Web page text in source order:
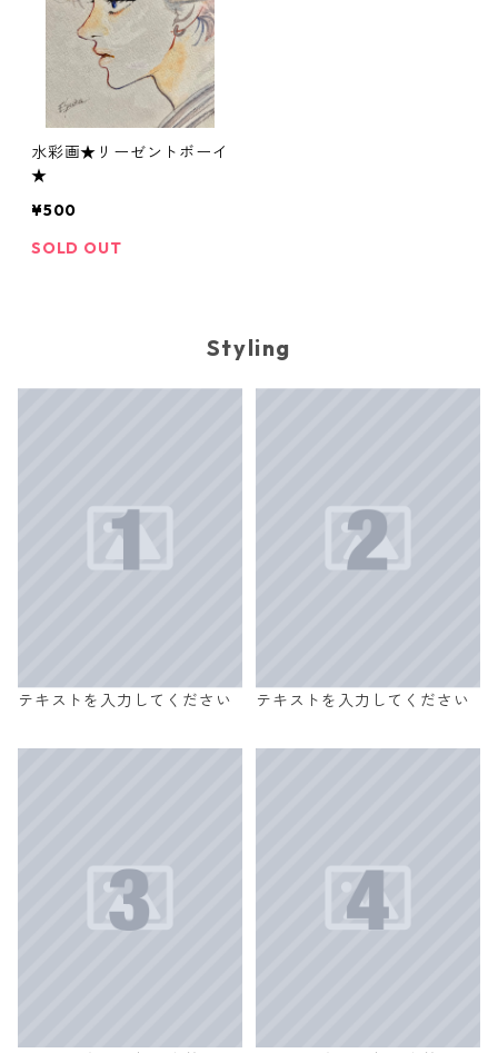
水彩画★リーゼントボーイ
★
¥500
SOLD OUT
Styling
テキストを入力してください テキストを入力してください